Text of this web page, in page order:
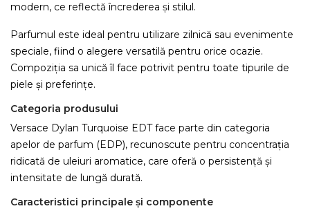
modern, ce reflectă încrederea și stilul.
Parfumul este ideal pentru utilizare zilnică sau evenimente
speciale, fiind o alegere versatilă pentru orice ocazie.
Compoziția sa unică îl face potrivit pentru toate tipurile de
piele și preferințe.
Categoria produsului
Versace Dylan Turquoise EDT face parte din categoria
apelor de parfum (EDP), recunoscute pentru concentrația
ridicată de uleiuri aromatice, care oferă o persistență și
intensitate de lungă durată.
Caracteristici principale și componente